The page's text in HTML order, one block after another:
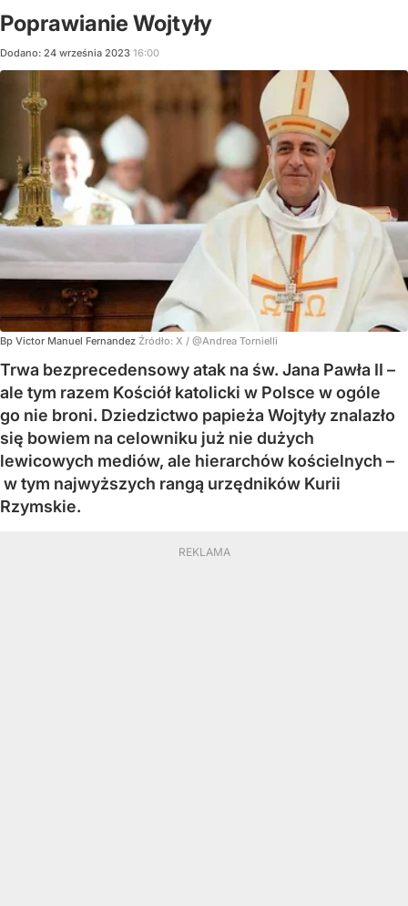
Poprawianie Wojtyły
Dodano: 24 września 2023 16:00
Bp Victor Manuel Fernandez Źródło: X / @Andrea Tornielli
Trwa bezprecedensowy atak na św. Jana Pawła II –
ale tym razem Kościół katolicki w Polsce w ogóle
go nie broni. Dziedzictwo papieża Wojtyły znalazło
się bowiem na celowniku już nie dużych
lewicowych mediów, ale hierarchów kościelnych –
w tym najwyższych rangą urzędników Kurii
Rzymskie.